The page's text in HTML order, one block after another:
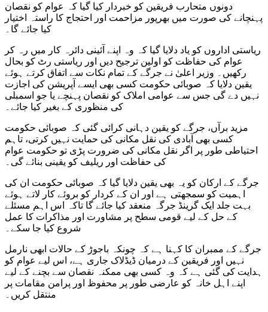
دونوں متحارب فریقین کو خبردار کیا گیا کہ عوام کو نقصان
پہنچانے کی صورت میں بھرپور مزاحمت اور احتجاج کا راستہ اختیار
کیا جائے گا۔
ریاستی اداروں کو یاد دلایا گیا کہ وہ اپنے آئینی دائرہ کار میں رہ کر
عوام کی حفاظت کو اولین ترجیح دیں اور ریاستی رٹ کو بحال
رکھیں۔ وزیر اعلیٰ نے جرگے کے تمام نکات سے اتفاق کرتے ہوئے
یقین دلایا کہ صوبائی حکومت کسی بھی ایسے آپریشن کی اجازت
نہیں دے گی جس سے عوامی املاک کو نقصان پہنچے یا جو اسمبلی
کی منظوری کے بغیر کیا جائے۔
مزید برآں، جرگے کو یقین دہانی کرائی گئی کہ صوبائی حکومت
کسی بھی آبادی کی نقل مکانی کی حمایت نہیں کرتی، تاہم
احتیاطی طور پر اگر نقل مکانی کی ضرورت پڑی تو حکومت عوام
کی حفاظت اور ریلیف کو یقینی بنائے گی۔
جرگے کے ارکان کو یہ بھی یقین دلایا گیا کہ صوبائی حکومت ان کی
اہمیت کو سمجھتی ہے اور ان کے کردار کو بروئے کار لاتے ہوئے
بہت جلد ایک گرینڈ جرگہ منعقد کیا جائے گا تاکہ اس اہم مسئلے
کے حل کے لیے قومی سطح پر مشاورت اور مذاکرات کا عمل
شروع کیا جا سکے۔
جرگے کے ممبران کا کہنا ہے کہ چونکہ باجوڑ کے حالات ابھی نارمل
نہیں اور فریقین کے درمیان ڈیڈلاک جاری ہے، اس لیے عوام کو
ہدایت کی گئی ہے کہ وہ کسی بھی ممکنہ نقصان سے بچنے کے لیے
اپنے اہل خانہ کو عارضی طور پر محفوظ اور پرامن مقامات پر
منتقل کریں۔